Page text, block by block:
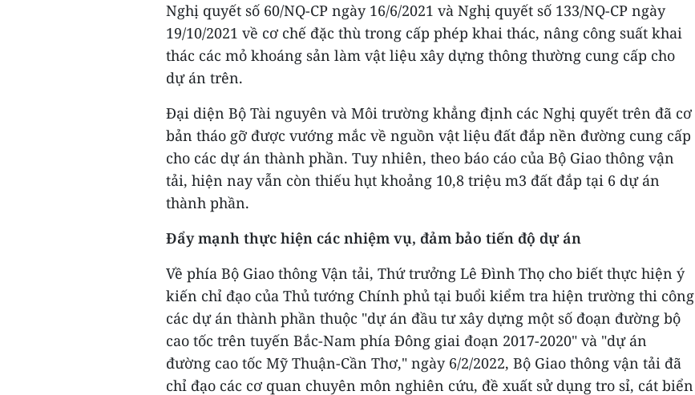
Nghị quyết số 60/NQ-CP ngày 16/6/2021 và Nghị quyết số 133/NQ-CP ngày
19/10/2021 về cơ chế đặc thù trong cấp phép khai thác, nâng công suất khai
thác các mỏ khoáng sản làm vật liệu xây dựng thông thường cung cấp cho
dự án trên.
Đại diện Bộ Tài nguyên và Môi trường khẳng định các Nghị quyết trên đã cơ
bản tháo gỡ được vướng mắc về nguồn vật liệu đất đắp nền đường cung cấp
cho các dự án thành phần. Tuy nhiên, theo báo cáo của Bộ Giao thông vận
tải, hiện nay vẫn còn thiếu hụt khoảng 10,8 triệu m3 đất đắp tại 6 dự án
thành phần.
Đẩy mạnh thực hiện các nhiệm vụ, đảm bảo tiến độ dự án
Về phía Bộ Giao thông Vận tải, Thứ trưởng Lê Đình Thọ cho biết thực hiện ý
kiến chỉ đạo của Thủ tướng Chính phủ tại buổi kiểm tra hiện trường thi công
các dự án thành phần thuộc "dự án đầu tư xây dựng một số đoạn đường bộ
cao tốc trên tuyến Bắc-Nam phía Đông giai đoạn 2017-2020" và "dự án
đường cao tốc Mỹ Thuận-Cần Thơ," ngày 6/2/2022, Bộ Giao thông vận tải đã
chỉ đạo các cơ quan chuyên môn nghiên cứu, đề xuất sử dụng tro sỉ, cát biển